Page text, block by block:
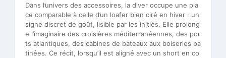
Dans l’univers des accessoires, la diver occupe une pla
ce comparable à celle d’un loafer bien ciré en hiver : un
signe discret de goût, lisible par les initiés. Elle prolong
e l’imaginaire des croisières méditerranéennes, des por
ts atlantiques, des cabines de bateaux aux boiseries pa
tinées. Ce récit, lorsqu’il est aligné avec un short en co